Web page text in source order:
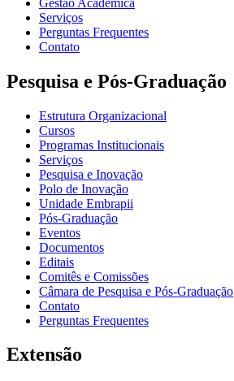
Serviços
Perguntas Frequentes
Contato
Pesquisa e Pós-Graduação
Estrutura Organizacional
Cursos
Programas Institucionais
Serviços
Pesquisa e Inovação
Polo de Inovação
Unidade Embrapii
Pós-Graduação
Eventos
Documentos
Editais
Comitês e Comissões
Câmara de Pesquisa e Pós-Graduação
Contato
Perguntas Frequentes
Extensão